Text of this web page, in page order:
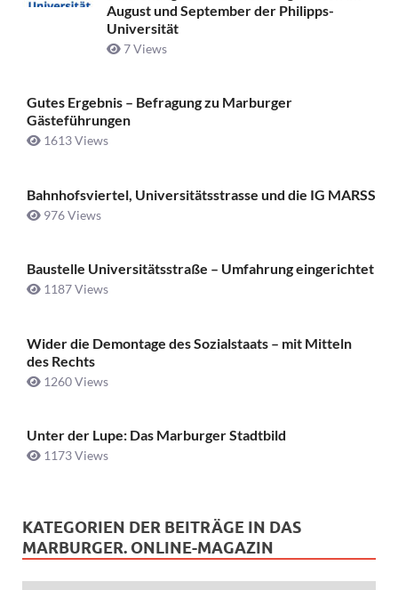
August und September der Philipps-
Universität
7 Views
Gutes Ergebnis – Befragung zu Marburger
Gästeführungen
1613 Views
Bahnhofsviertel, Universitätsstrasse und die IG MARSS
976 Views
Baustelle Universitätsstraße ­– Umfahrung eingerichtet
1187 Views
Wider die Demontage des Sozialstaats – mit Mitteln
des Rechts
1260 Views
Unter der Lupe: Das Marburger Stadtbild
1173 Views
KATEGORIEN DER BEITRÄGE IN DAS
MARBURGER. ONLINE-MAGAZIN